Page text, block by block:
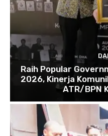
Raih Popular
2026, Kinerja
ATR/BPN